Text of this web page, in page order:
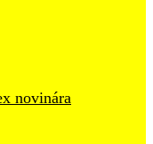
novinára